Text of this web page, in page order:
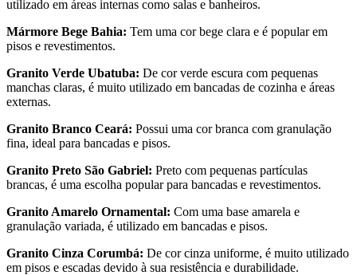
utilizado em áreas internas como salas e banheiros.
Mármore Bege Bahia: Tem uma cor bege clara e é popular em
pisos e revestimentos.
Granito Verde Ubatuba: De cor verde escura com pequenas
manchas claras, é muito utilizado em bancadas de cozinha e áreas
externas.
Granito Branco Ceará: Possui uma cor branca com granulação
fina, ideal para bancadas e pisos.
Granito Preto São Gabriel: Preto com pequenas partículas
brancas, é uma escolha popular para bancadas e revestimentos.
Granito Amarelo Ornamental: Com uma base amarela e
granulação variada, é utilizado em bancadas e pisos.
Granito Cinza Corumbá: De cor cinza uniforme, é muito utilizado
em pisos e escadas devido à sua resistência e durabilidade.